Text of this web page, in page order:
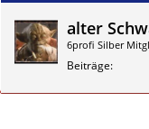
alter
6profi Silber
Beiträge